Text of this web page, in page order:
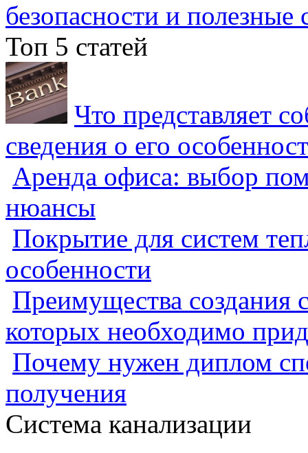
безопасности и полезные
Топ 5 статей
Что представляет
сведения о его
Аренда офиса: выбор
нюансы
Покрытие для систем
особенности
Преимущества создания
которых необходимо
Почему нужен диплом
получения
Система канализации